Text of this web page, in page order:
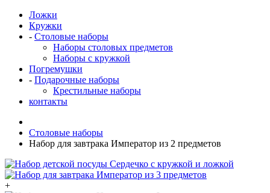
Ложки
Кружки
- Столовые наборы
Наборы столовых предметов
Наборы с кружкой
Погремушки
- Подарочные наборы
Крестильные наборы
контакты
Столовые наборы
Набор для завтрака Император из 2 предметов
+